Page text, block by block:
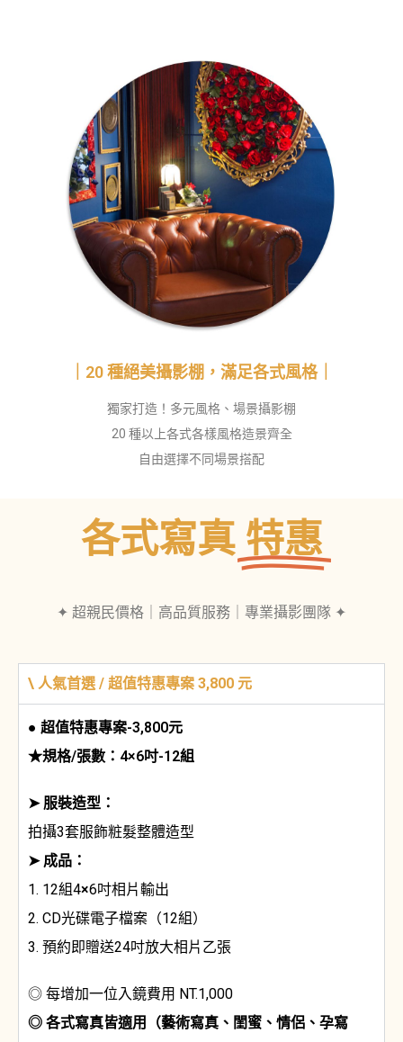
｜20 種絕美攝影棚，滿足各式風格｜
獨家打造！多元風格、場景攝影棚
20 種以上各式各樣風格造景齊全
自由選擇不同場景搭配
各式寫真 特惠
✦ 超親民價格｜高品質服務｜專業攝影團隊 ✦
\ 人氣首選 / 超值特惠專案 3,800 元
● 超值特惠專案-3,800元
★規格/張數：4×6吋-12組
➤ 服裝造型：
拍攝3套服飾粧髮整體造型
➤ 成品：
1. 12組4×6吋相片輸出
2. CD光碟電子檔案（12組）
3. 預約即贈送24吋放大相片乙張
◎ 每增加一位入鏡費用 NT.1,000
◎ 各式寫真皆適用（藝術寫真、閨蜜、情侶、孕寫